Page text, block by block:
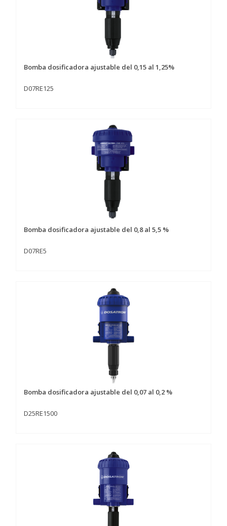
Bomba dosificadora ajustable del 0,15 al 1,25%
D07RE125
Bomba dosificadora ajustable del 0,8 al 5,5 %
D07RE5
Bomba dosificadora ajustable del 0,07 al 0,2 %
D25RE1500